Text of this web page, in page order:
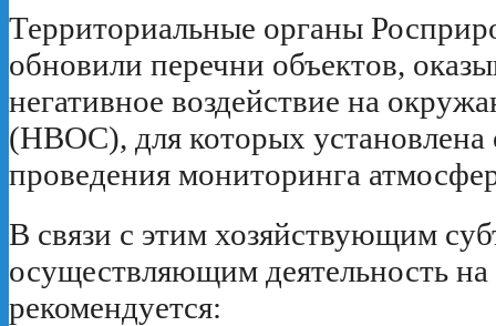
Территориальные органы
обновили перечни объектов,
негативное воздействие на
(НВОС), для которых установлена
проведения мониторинга
В связи с этим хозяйствующим
осуществляющим деятельность
рекомендуется: